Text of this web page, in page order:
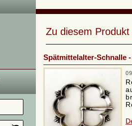
Zu diesem
Spätmittelalter-Schnalle